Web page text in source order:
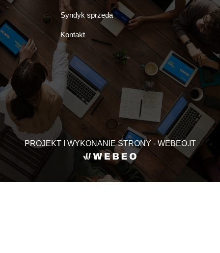
Syndyk sprzeda
Kontakt
PROJEKT I WYKONANIE STRONY - WEBEO.IT